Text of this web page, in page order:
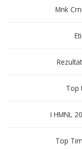
Mnk
Top
I HMNL
Top